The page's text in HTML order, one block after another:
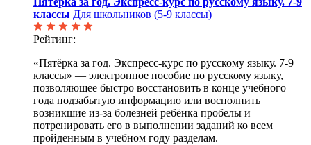
классы Для школьников (5-9 классы)
Рейтинг:
«Пятёрка за год. Экспресс-курс по русскому языку. 7-9
классы» — электронное пособие по русскому языку,
позволяющее быстро восстановить в конце учебного
года подзабытую информацию или восполнить
возникшие из-за болезней ребёнка пробелы и
потренировать его в выполнении заданий ко всем
пройденным в учебном году разделам.